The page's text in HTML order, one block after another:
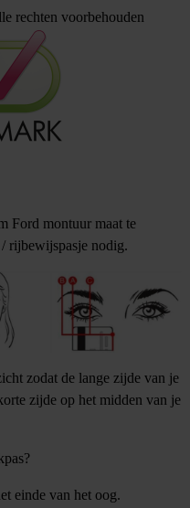
rechten voorbehouden
Ford montuur maat te
/ rijbewijspasje nodig.
zodat de lange zijde van je
zijde op het midden van je
einde van het oog.